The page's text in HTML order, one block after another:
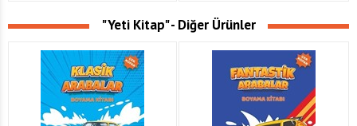
"Yeti Kitap" - Diğer Ürünler